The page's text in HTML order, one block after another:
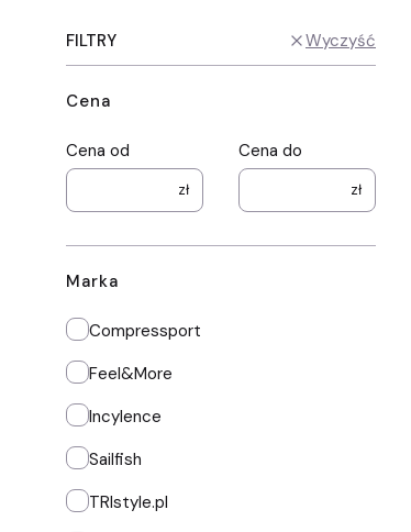
FILTRY Wyczyść
Cena
Cena od
zł
Cena do
zł
Marka
MarkaCompressport
Feel&More
Incylence
Sailfish
TRIstyle.pl